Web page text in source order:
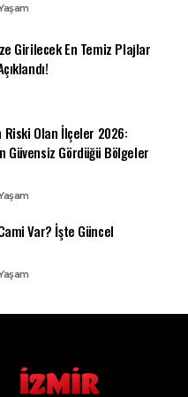
Girilecek En Temiz Plajlar
Olan İlçeler 2026:
Güvensiz Gördüğü Bölgeler
Var? İşte Güncel